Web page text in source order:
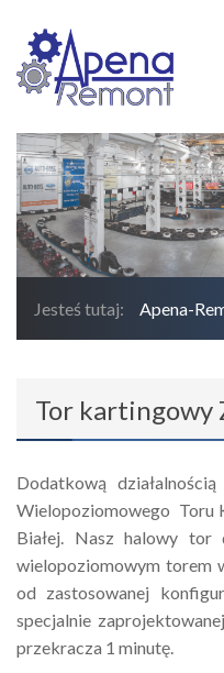
Jesteś tutaj: Apena-
Tor kartingowy
Dodatkową
Wielopoziomowego Toru
Białej. Nasz halowy tor
wielopoziomowym torem
od zastosowanej
specjalnie
przekracza 1 minutę.